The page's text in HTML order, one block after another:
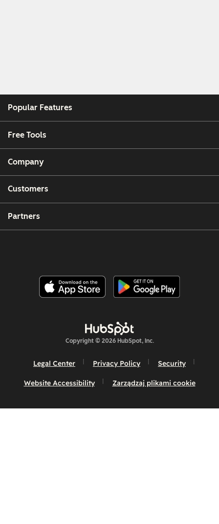
Popular Features
Free Tools
Company
Customers
Partners
Copyright © 2026 HubSpot, Inc.
Legal Center Privacy Policy Security
Website Accessibility Zarządzaj plikami cookie